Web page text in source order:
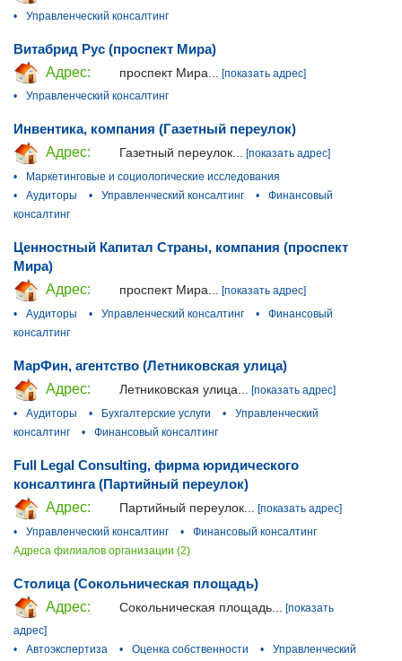
•
Управленческий консалтинг
Витабрид Рус (проспект Мира)
Адрес:
проспект Мира...
[показать адрес]
•
Управленческий консалтинг
Инвентика, компания (Газетный переулок)
Адрес:
Газетный переулок... [показать адрес]
•
Маркетинговые и социологические исследования
•
Аудиторы • Управленческий консалтинг •
Финансовый
консалтинг
Ценностный Капитал Страны, компания (проспект
Мира)
Адрес:
проспект Мира... [показать адрес]
•
Аудиторы • Управленческий консалтинг •
Финансовый
консалтинг
МарФин, агентство (Летниковская улица)
Адрес:
Летниковская улица...
[показать адрес]
•
Аудиторы • Бухгалтерские услуги •
Управленческий
консалтинг
• Финансовый консалтинг
Full Legal Consulting, фирма юридического
консалтинга (Партийный переулок)
Адрес:
Партийный переулок...
[показать адрес]
•
Управленческий консалтинг •
Финансовый консалтинг
Адреса филиалов организации (2)
Столица (Сокольническая площадь)
Адрес:
Сокольническая площадь...
[показать
адрес]
•
Автоэкспертиза • Оценка собственности •
Управленческий